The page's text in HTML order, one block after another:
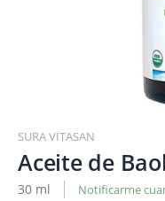
al
comienzo
de
la
SURA VITASAN
Aceite de
30 ml Notificarme